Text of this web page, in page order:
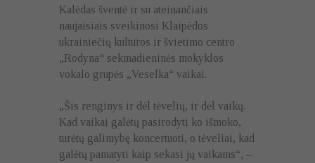
Kalėdas šventė ir su ateinančiais
naujaisiais sveikinosi Klaipėdos
ukrainiečių kultūros ir švietimo centro
„Rodyna“ sekmadieninės mokyklos
vokalo grupės „Veselka“ vaikai.
„Šis renginys ir dėl tėvelių, ir dėl vaikų.
Kad vaikai galėtų pasirodyti ko išmoko,
turėtų galimybę koncertuoti, o tėveliai, kad
galėtų pamatyti kaip sekasi jų vaikams“, –